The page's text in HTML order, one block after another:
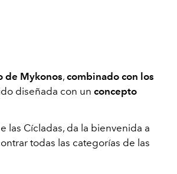
de Mykonos, combinado con los
diseñada con un concepto
las Cícladas, da la bienvenida a
todas las categorías de las